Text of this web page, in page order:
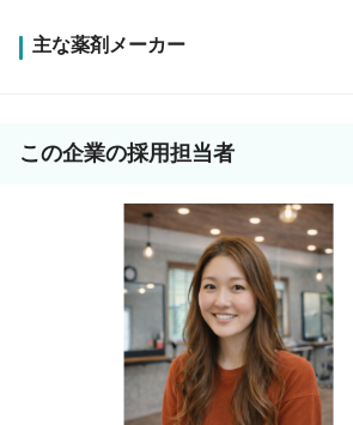
主な薬剤メーカー
この企業の採用担当者